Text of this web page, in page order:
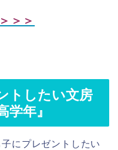
＞＞
トしたい文房
年』
にプレゼントしたい